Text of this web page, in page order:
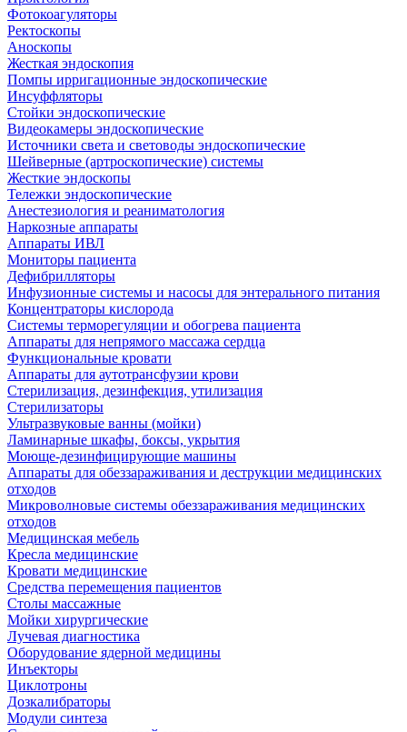
Фотокоагуляторы
Ректоскопы
Аноскопы
Жесткая эндоскопия
Помпы ирригационные эндоскопические
Инсуффляторы
Стойки эндоскопические
Видеокамеры эндоскопические
Источники света и световоды эндоскопические
Шейверные (артроскопические) системы
Жесткие эндоскопы
Тележки эндоскопические
Анестезиология и реаниматология
Наркозные аппараты
Аппараты ИВЛ
Мониторы пациента
Дефибрилляторы
Инфузионные системы и насосы для энтерального питания
Концентраторы кислорода
Системы терморегуляции и обогрева пациента
Аппараты для непрямого массажа сердца
Функциональные кровати
Аппараты для аутотрансфузии крови
Стерилизация, дезинфекция, утилизация
Стерилизаторы
Ультразвуковые ванны (мойки)
Ламинарные шкафы, боксы, укрытия
Моюще-дезинфицирующие машины
Аппараты для обеззараживания и деструкции медицинских
отходов
Микроволновые системы обеззараживания медицинских
отходов
Медицинская мебель
Кресла медицинские
Кровати медицинские
Средства перемещения пациентов
Столы массажные
Мойки хирургические
Лучевая диагностика
Оборудование ядерной медицины
Инъекторы
Циклотроны
Дозкалибраторы
Модули синтеза